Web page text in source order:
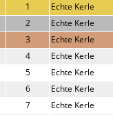
1 Echte Kerle
2 Echte Kerle
3 Echte Kerle
4 Echte Kerle
5 Echte Kerle
6 Echte Kerle
7 Echte Kerle